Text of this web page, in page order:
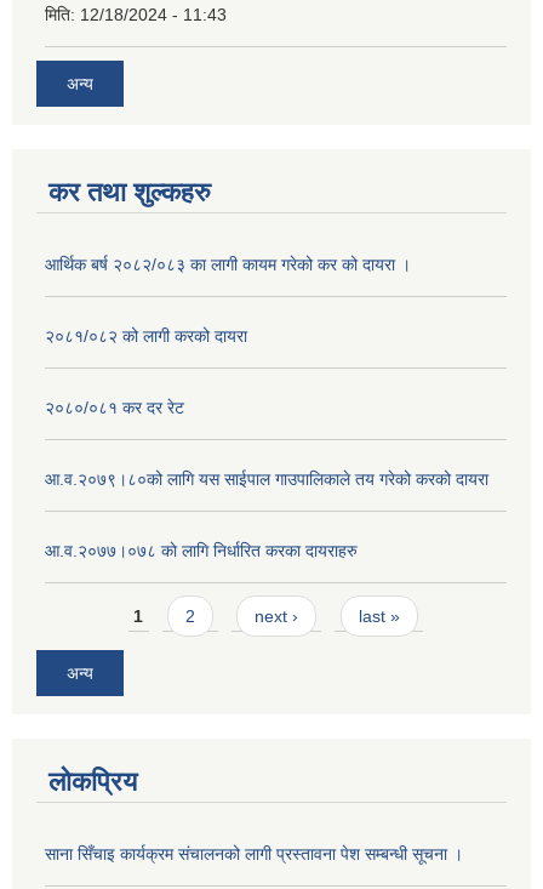
मिति: 12/18/2024 - 11:43
अन्य
कर तथा शुल्कहरु
आर्थिक बर्ष २०८२/०८३ का लागी कायम गरेको कर को दायरा ।
२०८१/०८२ को लागी करको दायरा
२०८०/०८१ कर दर रेट
आ.व.२०७९।८०को लागि यस साईपाल गाउपालिकाले तय गरेको करको दायरा
आ‍.व.२०७७।०७८ काे लागि निर्धारित करका दायराहरु
Pages1 2 next › last »
अन्य
लोकप्रिय
साना सिँचाइ कार्यक्रम संचालनको लागी प्रस्तावना पेश सम्बन्धी सूचना ।